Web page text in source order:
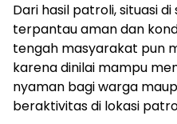
Dari hasil patroli, situasi
terpantau aman dan
tengah masyarakat pun
karena dinilai mampu
nyaman bagi warga
beraktivitas di lokasi